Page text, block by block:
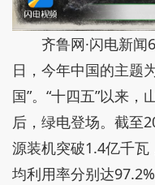
齐鲁网·闪电新
日，今年中国的主题
国”。“十四五”以来
后，绿电登场。截至
源装机突破1.4亿千
均利用率分别达